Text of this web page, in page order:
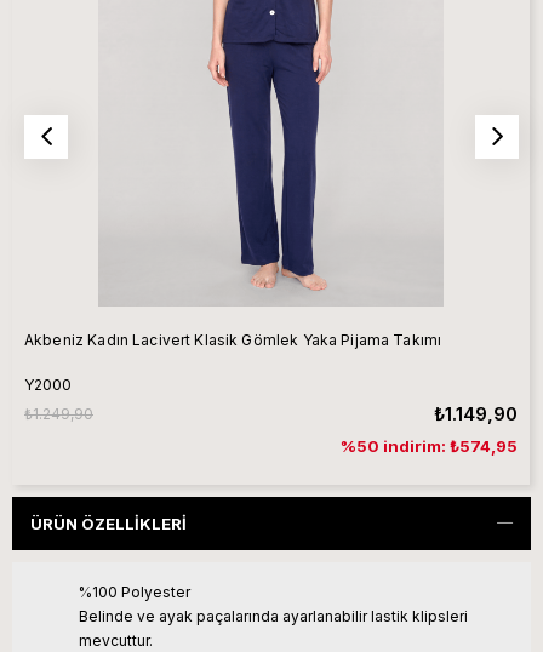
Akbeniz Kadın Lacivert Klasik Gömlek Yaka Pijama Takımı
Y2000
₺1.149,90
₺1.249,90
%50 indirim: ₺574,95
ÜRÜN ÖZELLIKLERI
%100 Polyester
Belinde ve ayak paçalarında ayarlanabilir lastik klipsleri
mevcuttur.